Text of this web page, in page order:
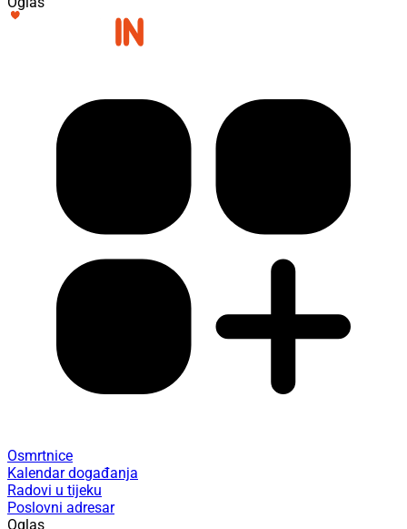
Osmrtnice
Kalendar događanja
Radovi u tijeku
Poslovni adresar
Oglas